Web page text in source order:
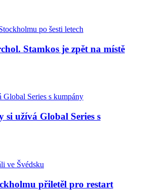
Stamkos je zpět na místě
si užívá Global Series s
přiletěl pro restart